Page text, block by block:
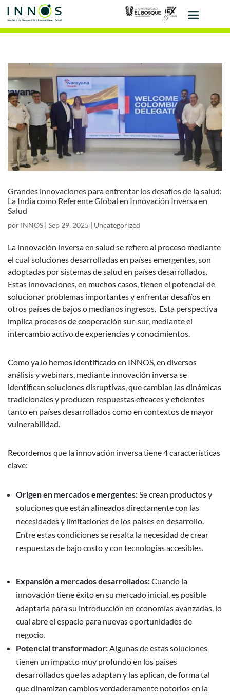
Grandes innovaciones para enfrentar los desafíos de la salud:
La India como Referente Global en Innovación Inversa en
Salud
por INNOS | Sep 29, 2025 | Uncategorized
La innovación inversa en salud se refiere al proceso mediante
el cual soluciones desarrolladas en países emergentes, son
adoptadas por sistemas de salud en países desarrollados.
Estas innovaciones, en muchos casos, tienen el potencial de
solucionar problemas importantes y enfrentar desafíos en
otros países de bajos o medianos ingresos. Esta perspectiva
implica procesos de cooperación sur-sur, mediante el
intercambio activo de experiencias y conocimientos.
Como ya lo hemos identificado en INNOS, en diversos
análisis y webinars, mediante innovación inversa se
identifican soluciones disruptivas, que cambian las dinámicas
tradicionales y producen respuestas eficaces y eficientes
tanto en países desarrollados como en contextos de mayor
vulnerabilidad.
Recordemos que la innovación inversa tiene 4 características
clave:
Origen en mercados emergentes:Se crean productos y
soluciones que están alineados directamente con las
necesidades y limitaciones de los países en desarrollo.
Entre estas condiciones se resalta la necesidad de crear
respuestas de bajo costo y con tecnologías accesibles.
Expansión a mercados desarrollados:Cuando la
innovación tiene éxito en su mercado inicial, es posible
adaptarla para su introducción en economías avanzadas, lo
cual abre el espacio para nuevas oportunidades de
negocio.
Potencial transformador:Algunas de estas soluciones
tienen un impacto muy profundo en los países
desarrollados que las adaptan y las aplican, de forma tal
que dinamizan cambios verdaderamente notorios en la